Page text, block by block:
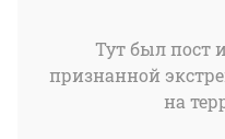
Тут был пост
признанной
на